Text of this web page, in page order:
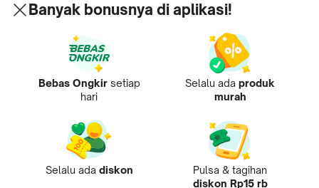
Banyak bonusnya di aplikasi!
Bebas Ongkir setiap
hari
Selalu ada produk
murah
Selalu ada diskon
Pulsa & tagihan
diskon Rp15 rb